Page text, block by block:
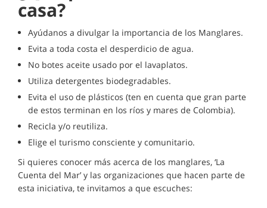
casa?
Ayúdanos a divulgar la importancia de los Manglares.
Evita a toda costa el desperdicio de agua.
No botes aceite usado por el lavaplatos.
Utiliza detergentes biodegradables.
Evita el uso de plásticos (ten en cuenta que gran parte
de estos terminan en los ríos y mares de Colombia).
Recicla y/o reutiliza.
Elige el turismo consciente y comunitario.
Si quieres conocer más acerca de los manglares, ‘La
Cuenta del Mar’ y las organizaciones que hacen parte de
esta iniciativa, te invitamos a que escuches: